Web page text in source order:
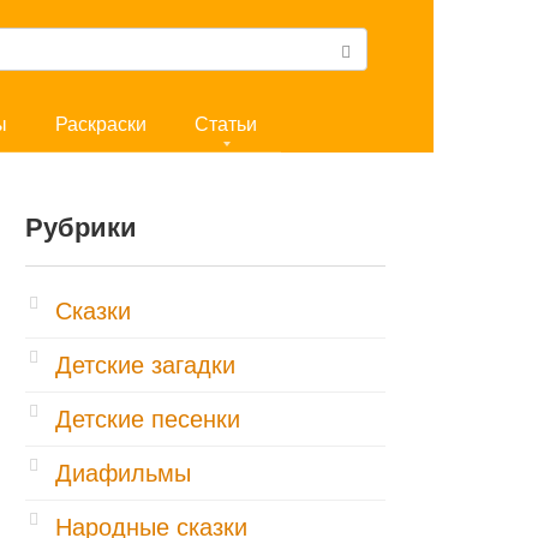
Раскраски Статьи
Рубрики
Cказки
Детские загадки
Детские песенки
Диафильмы
Народные сказки